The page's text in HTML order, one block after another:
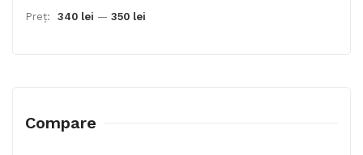
Preț: 340 lei — 350 lei
Compare